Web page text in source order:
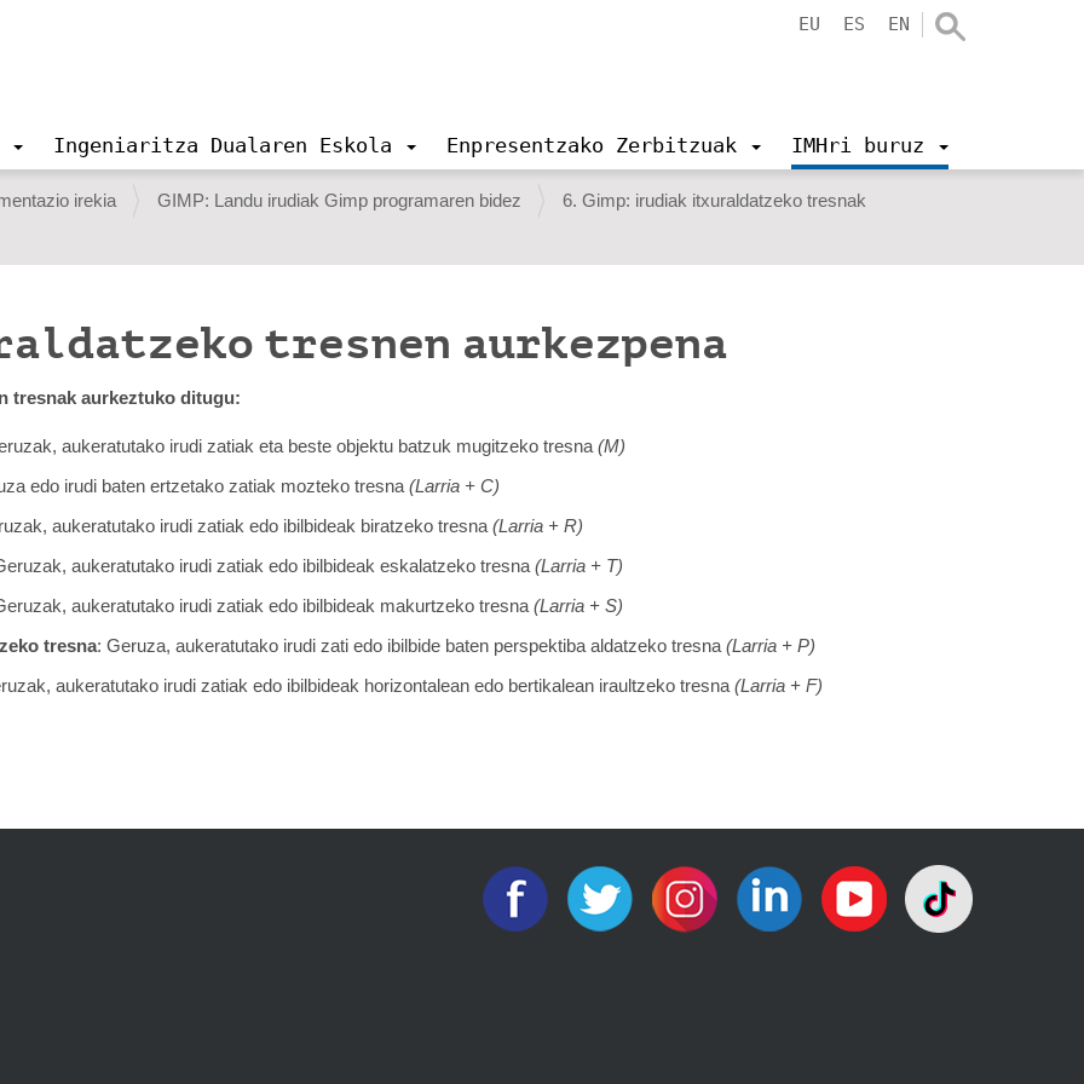
EU ES EN
Ingeniaritza Dualaren Eskola Enpresentzako Zerbitzuak IMHri buruz
irekia GIMP: Landu irudiak Gimp programaren bidez
6. Gimp: irudiak itxuraldatzeko tresnak
tresnen aurkezpena
tresnak aurkeztuko ditugu:
aukeratutako irudi zatiak eta beste objektu batzuk mugitzeko tresna(M)
edo irudi baten ertzetako zatiak mozteko tresna(Larria + C)
aukeratutako irudi zatiak edo ibilbideak biratzeko tresna(Larria + R)
aukeratutako irudi zatiak edo ibilbideak eskalatzeko tresna(Larria + T)
aukeratutako irudi zatiak edo ibilbideak makurtzeko tresna(Larria + S)
tresna: Geruza, aukeratutako irudi zati edo ibilbide baten perspektiba aldatzeko tresna(Larria + P)
aukeratutako irudi zatiak edo ibilbideak horizontalean edo bertikalean iraultzeko tresna(Larria + F)